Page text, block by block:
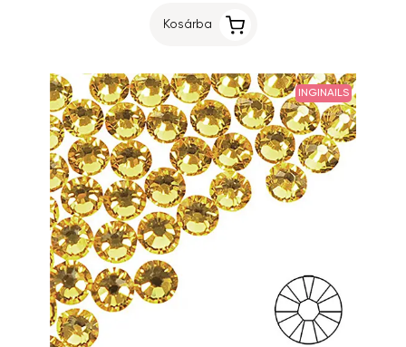
Kosárba
INGINAILS